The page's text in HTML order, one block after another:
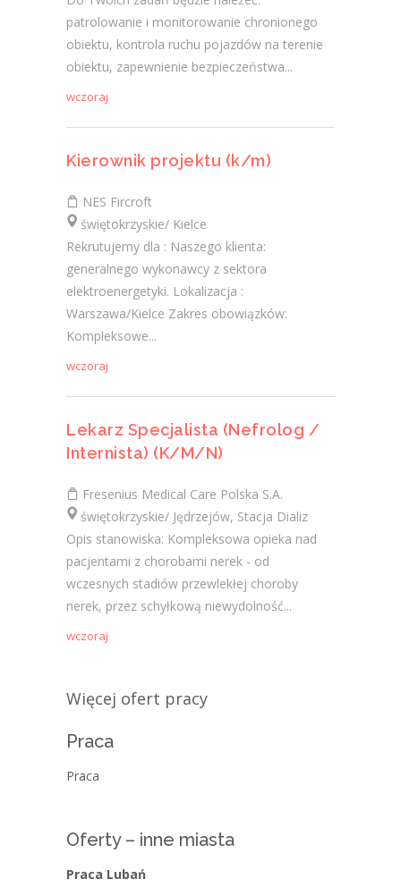
patrolowanie i monitorowanie chronionego
obiektu, kontrola ruchu pojazdów na terenie
obiektu, zapewnienie bezpieczeństwa...
wczoraj
Kierownik projektu (k/m)
NES Fircroft
świętokrzyskie/ Kielce
Rekrutujemy dla : Naszego klienta:
generalnego wykonawcy z sektora
elektroenergetyki. Lokalizacja :
Warszawa/Kielce Zakres obowiązków:
Kompleksowe...
wczoraj
Lekarz Specjalista (Nefrolog /
Internista) (K/M/N)
Fresenius Medical Care Polska S.A.
świętokrzyskie/ Jędrzejów, Stacja Dializ
Opis stanowiska: Kompleksowa opieka nad
pacjentami z chorobami nerek - od
wczesnych stadiów przewlekłej choroby
nerek, przez schyłkową niewydolność...
wczoraj
Więcej ofert pracy
Praca
Praca
Oferty – inne miasta
Praca Lubań